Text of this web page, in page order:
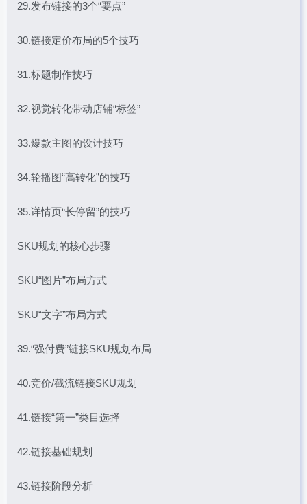
29.发布链接的3个“要点”
30.链接定价布局的5个技巧
31.标题制作技巧
32.视觉转化带动店铺“标签”
33.爆款主图的设计技巧
34.轮播图“高转化”的技巧
35.详情页“长停留”的技巧
SKU规划的核心步骤
SKU“图片”布局方式
SKU“文字”布局方式
39.“强付费”链接SKU规划布局
40.竞价/截流链接SKU规划
41.链接“第一”类目选择
42.链接基础规划
43.链接阶段分析